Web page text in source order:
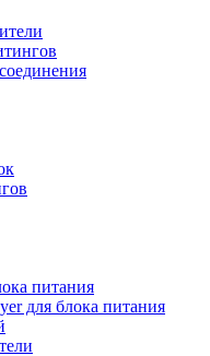
питания
для блока питания